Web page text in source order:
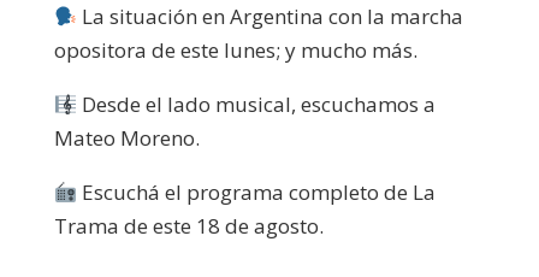
La situación en Argentina con la marcha
opositora de este lunes; y mucho más.
Desde el lado musical, escuchamos a
Mateo Moreno.
Escuchá el programa completo de La
Trama de este 18 de agosto.